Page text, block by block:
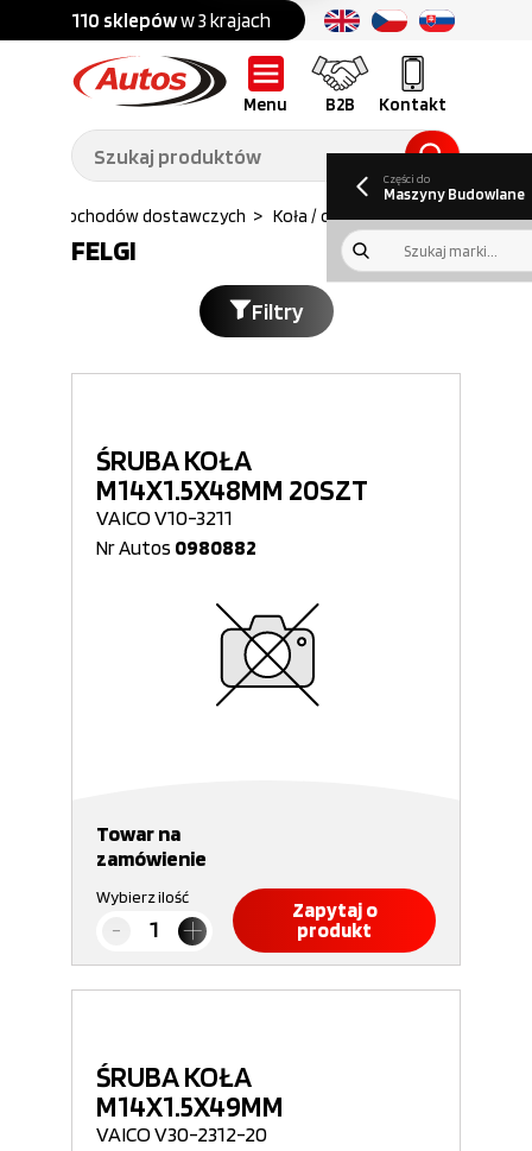
110 sklepóww 3 krajach Ponad 700 marek
Menu B2B Kontakt
Części do:
Ciężarówek,
przyczep,
naczep
Części do:
budowlanych
B2BGaleria
Oferty pracy
kwartalny
Części do
Maszyny Budowlane
do Samochodów dostawczych > Koła / ogumienie > Felgi
FELGI
Filtry
ŚRUBA KOŁA
M14X1.5X48MM 20SZT
VAICO V10-3211
Nr Autos 0980882
Towar na
zamówienie
Wybierz ilość
Zapytaj o
produkt
ŚRUBA KOŁA
M14X1.5X49MM
VAICO V30-2312-20